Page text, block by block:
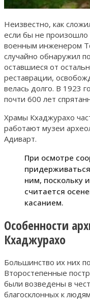
Неизвестно, как
если бы не произошло
военным инженером
случайно обнаружил
оставшиеся от
реставрации,
велась долго. В 1923
почти 600 лет
Храмы Кхаджурахо
работают музеи
Адиварт.
При осмотре
ним, поскольку
считается
касанием.
Особенности
Кхаджурахо
Большинство их них
Второстепенные
были возведены в
благосклонных к